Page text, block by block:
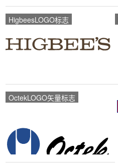
HigbeesLOGO标志
OctekLOGO矢量标志